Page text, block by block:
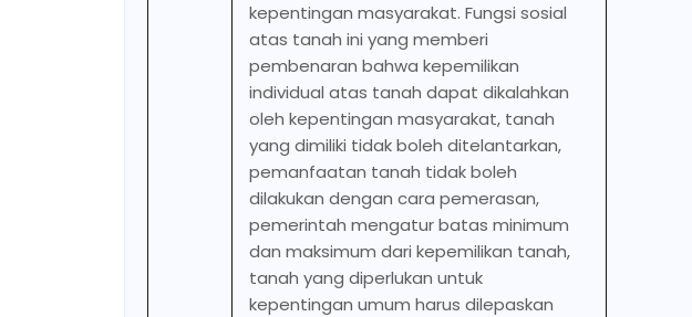
kepentingan masyarakat. Fungsi sosial
atas tanah ini yang memberi
pembenaran bahwa kepemilikan
individual atas tanah dapat dikalahkan
oleh kepentingan masyarakat, tanah
yang dimiliki tidak boleh ditelantarkan,
pemanfaatan tanah tidak boleh
dilakukan dengan cara pemerasan,
pemerintah mengatur batas minimum
dan maksimum dari kepemilikan tanah,
tanah yang diperlukan untuk
kepentingan umum harus dilepaskan